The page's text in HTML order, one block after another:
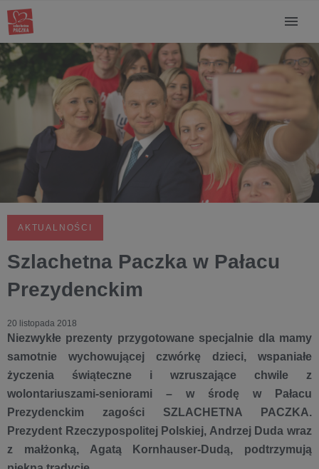
AKTUALNOŚCI
Szlachetna Paczka w Pałacu
Prezydenckim
20 listopada 2018
Niezwykłe prezenty przygotowane specjalnie dla mamy
samotnie wychowującej czwórkę dzieci, wspaniałe
życzenia świąteczne i wzruszające chwile z
wolontariuszami-seniorami – w środę w Pałacu
Prezydenckim zagości SZLACHETNA PACZKA.
Prezydent Rzeczypospolitej Polskiej, Andrzej Duda wraz
z małżonką, Agatą Kornhauser-Dudą, podtrzymują